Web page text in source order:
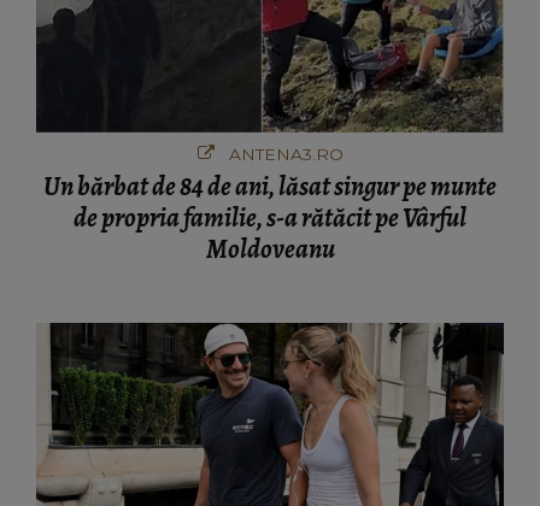
ANTENA3.RO
Un bărbat de 84 de ani, lăsat singur pe munte
de propria familie, s-a rătăcit pe Vârful
Moldoveanu